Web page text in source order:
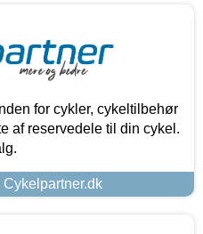
for cykler, cykeltilbehør
af reservedele til din cykel.